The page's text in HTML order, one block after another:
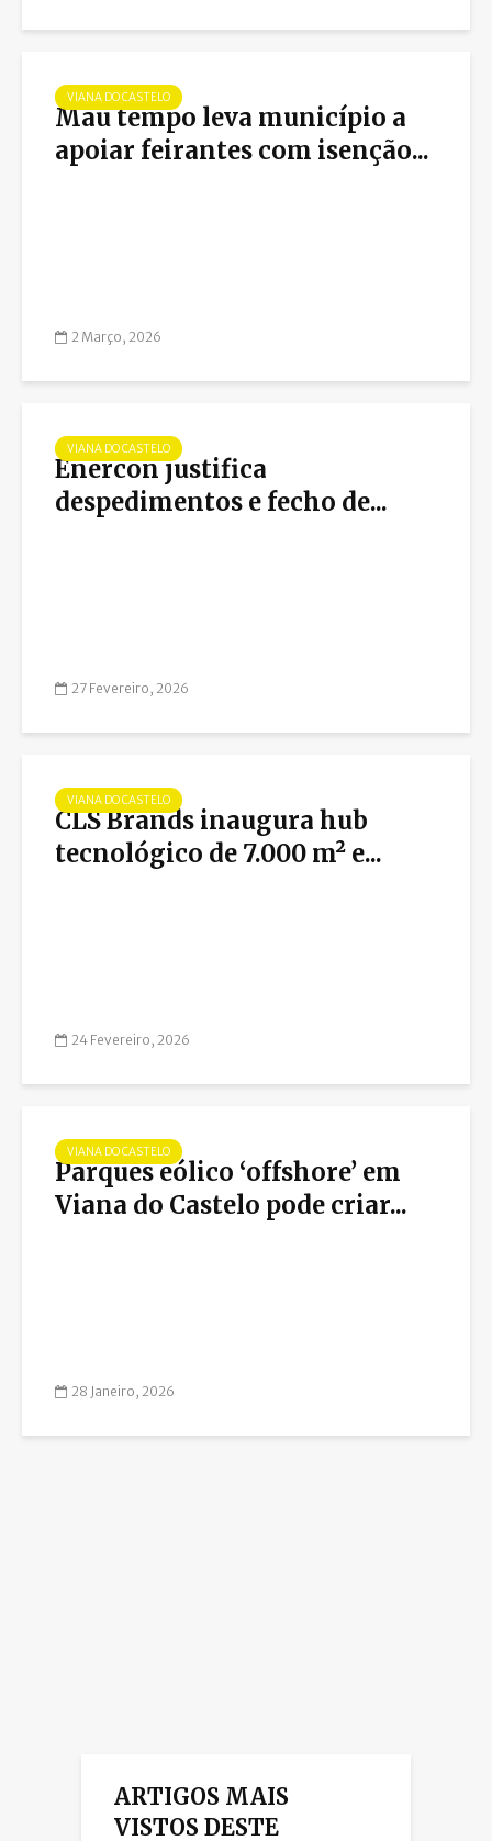
VIANA DO CASTELO
Mau tempo leva município a
apoiar feirantes com isenção...
2 Março, 2026
VIANA DO CASTELO
Enercon justifica
despedimentos e fecho de...
27 Fevereiro, 2026
VIANA DO CASTELO
CLS Brands inaugura hub
tecnológico de 7.000 m² e...
24 Fevereiro, 2026
VIANA DO CASTELO
Parques eólico ‘offshore’ em
Viana do Castelo pode criar...
28 Janeiro, 2026
ARTIGOS MAIS
VISTOS DESTE